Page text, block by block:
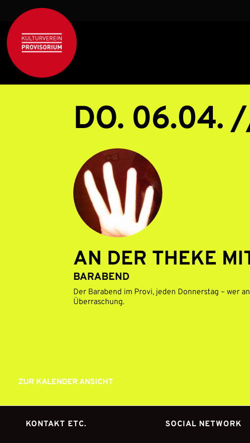
DO. 06.04.
AN DER THEKE
BARABEND
Der Barabend im Provi, jeden Donnerstag – wer
Überraschung.
ZUR KALENDER ANSICHT
KONTAKT ETC. SOCIAL NETWORK